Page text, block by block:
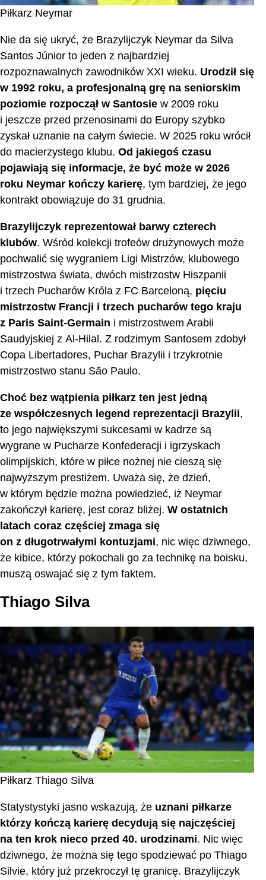
Piłkarz Neymar
Nie da się ukryć, że Brazylijczyk Neymar da Silva
Santos Júnior to jeden z najbardziej
rozpoznawalnych zawodników XXI wieku. Urodził się
w 1992 roku, a profesjonalną grę na seniorskim
poziomie rozpoczął w Santosie w 2009 roku
i jeszcze przed przenosinami do Europy szybko
zyskał uznanie na całym świecie. W 2025 roku wrócił
do macierzystego klubu. Od jakiegoś czasu
pojawiają się informacje, że być może w 2026
roku Neymar kończy karierę, tym bardziej, że jego
kontrakt obowiązuje do 31 grudnia.
Brazylijczyk reprezentował barwy czterech
klubów. Wśród kolekcji trofeów drużynowych może
pochwalić się wygraniem Ligi Mistrzów, klubowego
mistrzostwa świata, dwóch mistrzostw Hiszpanii
i trzech Pucharów Króla z FC Barceloną, pięciu
mistrzostw Francji i trzech pucharów tego kraju
z Paris Saint-Germain i mistrzostwem Arabii
Saudyjskiej z Al-Hilal. Z rodzimym Santosem zdobył
Copa Libertadores, Puchar Brazylii i trzykrotnie
mistrzostwo stanu São Paulo.
Choć bez wątpienia piłkarz ten jest jedną
ze współczesnych legend reprezentacji Brazylii,
to jego największymi sukcesami w kadrze są
wygrane w Pucharze Konfederacji i igrzyskach
olimpijskich, które w piłce nożnej nie cieszą się
najwyższym prestiżem. Uważa się, że dzień,
w którym będzie można powiedzieć, iż Neymar
zakończył karierę, jest coraz bliżej. W ostatnich
latach coraz częściej zmaga się
on z długotrwałymi kontuzjami, nic więc dziwnego,
że kibice, którzy pokochali go za technikę na boisku,
muszą oswajać się z tym faktem.
Thiago Silva
Piłkarz Thiago Silva
Statystystyki jasno wskazują, że uznani piłkarze
którzy kończą karierę decydują się najczęściej
na ten krok nieco przed 40. urodzinami. Nic więc
dziwnego, że można się tego spodziewać po Thiago
Silvie, który już przekroczył tę granicę. Brazylijczyk